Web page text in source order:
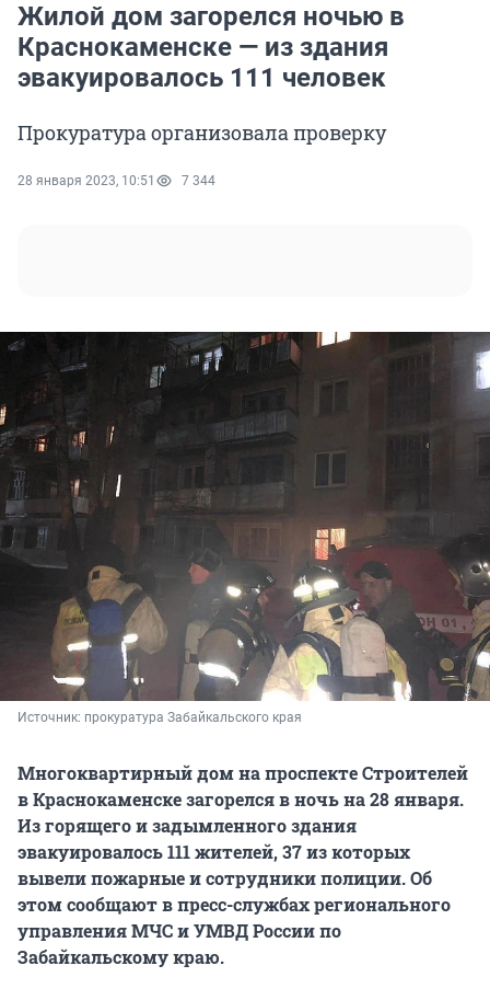
Жилой дом загорелся ночью в
Краснокаменске — из здания
эвакуировалось 111 человек
Прокуратура организовала проверку
28 января 2023, 10:51 7 344
Источник: прокуратура Забайкальского края
Многоквартирный дом на проспекте Строителей
в Краснокаменске загорелся в ночь на 28 января.
Из горящего и задымленного здания
эвакуировалось 111 жителей, 37 из которых
вывели пожарные и сотрудники полиции. Об
этом сообщают в пресс-службах регионального
управления МЧС и УМВД России по
Забайкальскому краю.